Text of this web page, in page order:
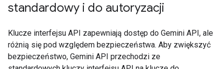
standardowy i do autoryzacji
Klucze interfejsu API zapewniają dostęp do Gemini API, ale
różnią się pod względem bezpieczeństwa. Aby zwiększyć
bezpieczeństwo, Gemini API przechodzi ze